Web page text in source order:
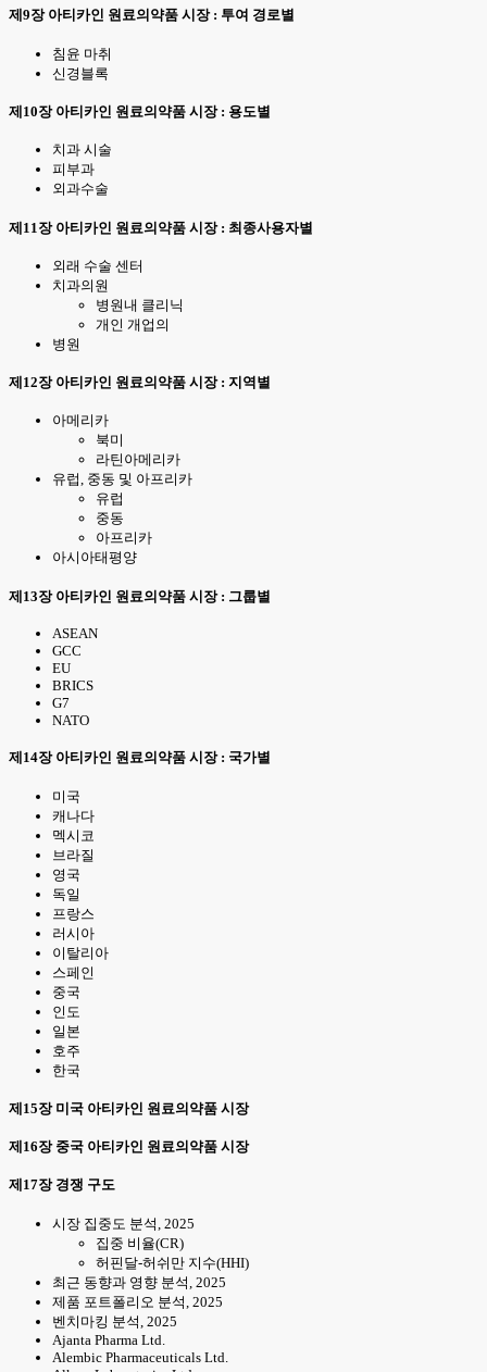
제9장 아티카인 원료의약품 시장 : 투여 경로별
침윤 마취
신경블록
제10장 아티카인 원료의약품 시장 : 용도별
치과 시술
피부과
외과수술
제11장 아티카인 원료의약품 시장 : 최종사용자별
외래 수술 센터
치과의원
병원내 클리닉
개인 개업의
병원
제12장 아티카인 원료의약품 시장 : 지역별
아메리카
북미
라틴아메리카
유럽, 중동 및 아프리카
유럽
중동
아프리카
아시아태평양
제13장 아티카인 원료의약품 시장 : 그룹별
ASEAN
GCC
EU
BRICS
G7
NATO
제14장 아티카인 원료의약품 시장 : 국가별
미국
캐나다
멕시코
브라질
영국
독일
프랑스
러시아
이탈리아
스페인
중국
인도
일본
호주
한국
제15장 미국 아티카인 원료의약품 시장
제16장 중국 아티카인 원료의약품 시장
제17장 경쟁 구도
시장 집중도 분석, 2025
집중 비율(CR)
허핀달-허쉬만 지수(HHI)
최근 동향과 영향 분석, 2025
제품 포트폴리오 분석, 2025
벤치마킹 분석, 2025
Ajanta Pharma Ltd.
Alembic Pharmaceuticals Ltd.